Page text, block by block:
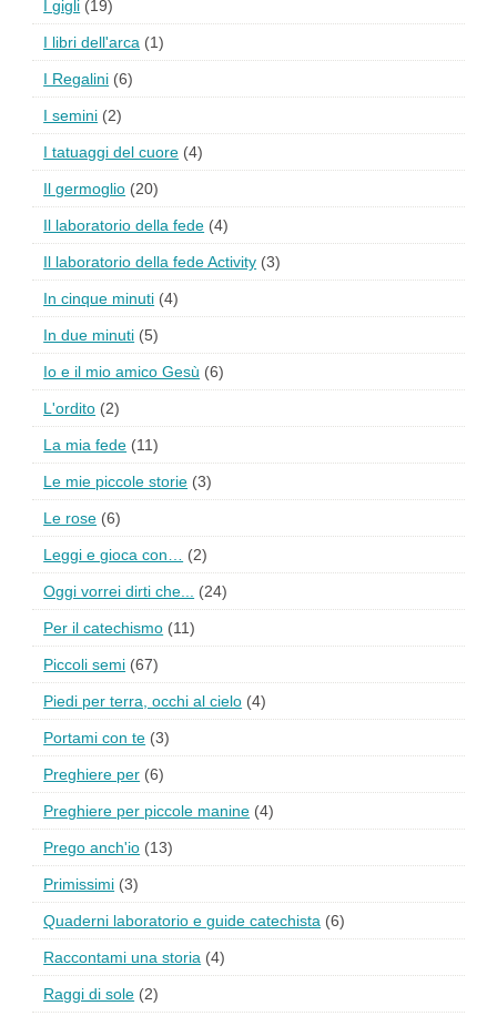
I gigli (19)
I libri dell'arca (1)
I Regalini (6)
I semini (2)
I tatuaggi del cuore (4)
Il germoglio (20)
Il laboratorio della fede (4)
Il laboratorio della fede Activity (3)
In cinque minuti (4)
In due minuti (5)
Io e il mio amico Gesù (6)
L'ordito (2)
La mia fede (11)
Le mie piccole storie (3)
Le rose (6)
Leggi e gioca con… (2)
Oggi vorrei dirti che... (24)
Per il catechismo (11)
Piccoli semi (67)
Piedi per terra, occhi al cielo (4)
Portami con te (3)
Preghiere per (6)
Preghiere per piccole manine (4)
Prego anch'io (13)
Primissimi (3)
Quaderni laboratorio e guide catechista (6)
Raccontami una storia (4)
Raggi di sole (2)